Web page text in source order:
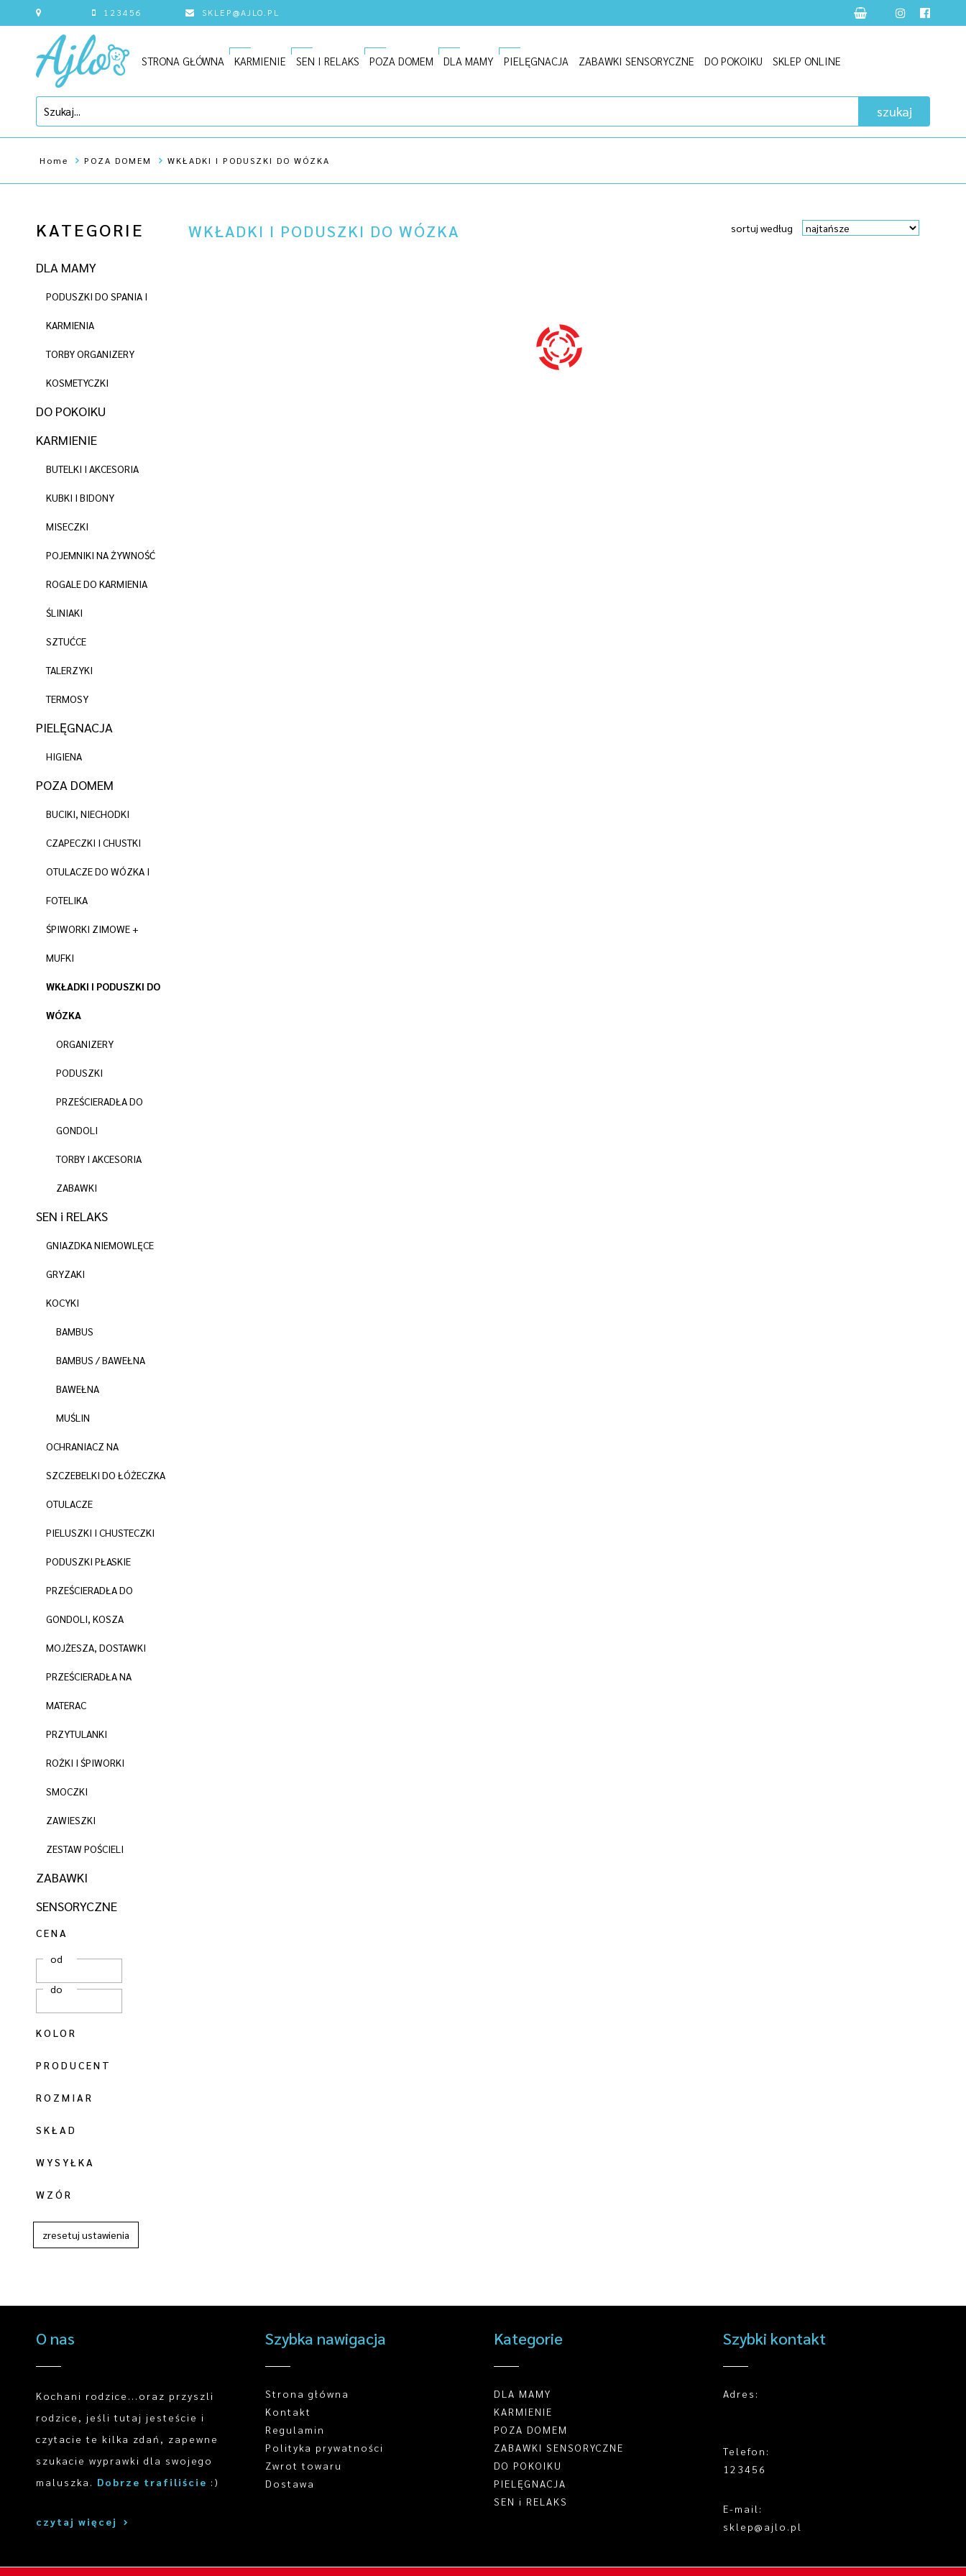
123456 SKLEP@AJLO.PL
STRONA GŁÓWNA KARMIENIE SEN I RELAKS POZA DOMEM DLA MAMY PIELĘGNACJA ZABAWKI SENSORYCZNE DO POKOIKU SKLEP ONLINE
szukaj
Home POZA DOMEM WKŁADKI I PODUSZKI DO WÓZKA
KATEGORIE
DLA MAMY
PODUSZKI DO SPANIA I
KARMIENIA
TORBY ORGANIZERY
KOSMETYCZKI
DO POKOIKU
KARMIENIE
BUTELKI I AKCESORIA
KUBKI I BIDONY
MISECZKI
POJEMNIKI NA ŻYWNOŚĆ
ROGALE DO KARMIENIA
ŚLINIAKI
SZTUĆCE
TALERZYKI
TERMOSY
PIELĘGNACJA
HIGIENA
POZA DOMEM
BUCIKI, NIECHODKI
CZAPECZKI I CHUSTKI
OTULACZE DO WÓZKA I
FOTELIKA
ŚPIWORKI ZIMOWE +
MUFKI
WKŁADKI I PODUSZKI DO
WÓZKA
ORGANIZERY
PODUSZKI
PRZEŚCIERADŁA DO
GONDOLI
TORBY I AKCESORIA
ZABAWKI
SEN i RELAKS
GNIAZDKA NIEMOWLĘCE
GRYZAKI
KOCYKI
BAMBUS
BAMBUS / BAWEŁNA
BAWEŁNA
MUŚLIN
OCHRANIACZ NA
SZCZEBELKI DO ŁÓŻECZKA
OTULACZE
PIELUSZKI I CHUSTECZKI
PODUSZKI PŁASKIE
PRZEŚCIERADŁA DO
GONDOLI, KOSZA
MOJŻESZA, DOSTAWKI
PRZEŚCIERADŁA NA
MATERAC
PRZYTULANKI
ROŻKI I ŚPIWORKI
SMOCZKI
ZAWIESZKI
ZESTAW POŚCIELI
ZABAWKI
SENSORYCZNE
CENA
od
do
KOLOR
PRODUCENT
ROZMIAR
SKŁAD
WYSYŁKA
WZÓR
zresetuj ustawienia
WKŁADKI I PODUSZKI DO WÓZKA sortuj według
O nas
Kochani rodzice...oraz przyszli
rodzice, jeśli tutaj jesteście i
czytacie te kilka zdań, zapewne
szukacie wyprawki dla swojego
maluszka. Dobrze trafiliście :)
czytaj więcej
Szybka nawigacja
Strona główna
Kontakt
Regulamin
Polityka prywatności
Zwrot towaru
Dostawa
Kategorie
DLA MAMY
KARMIENIE
POZA DOMEM
ZABAWKI SENSORYCZNE
DO POKOIKU
PIELĘGNACJA
SEN i RELAKS
Szybki kontakt
Adres:
Telefon:
123456
E-mail:
sklep@ajlo.pl